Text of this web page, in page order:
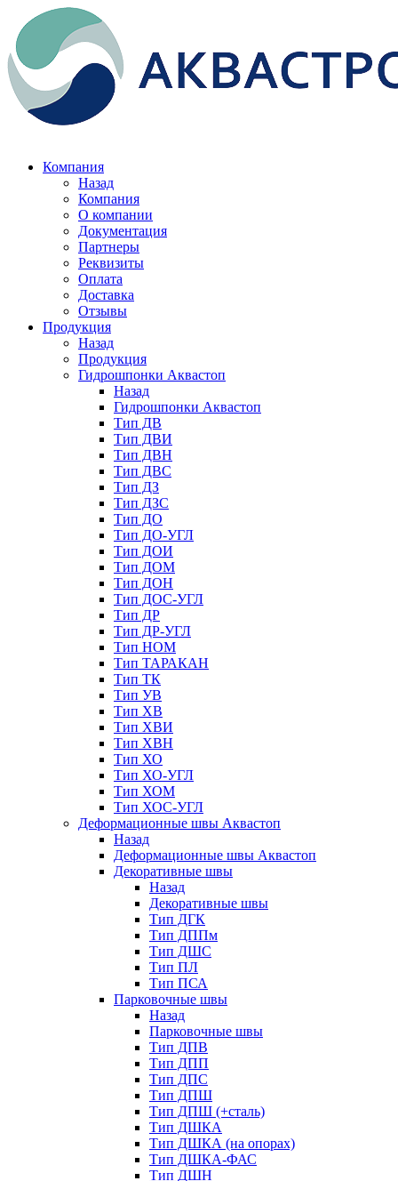
Компания
Назад
Компания
О компании
Документация
Партнеры
Реквизиты
Оплата
Доставка
Отзывы
Продукция
Назад
Продукция
Гидрошпонки Аквастоп
Назад
Гидрошпонки Аквастоп
Тип ДВ
Тип ДВИ
Тип ДВН
Тип ДВС
Тип ДЗ
Тип ДЗС
Тип ДО
Тип ДО-УГЛ
Тип ДОИ
Тип ДОМ
Тип ДОН
Тип ДОС-УГЛ
Тип ДР
Тип ДР-УГЛ
Тип НОМ
Тип ТАРАКАН
Тип ТК
Тип УВ
Тип ХВ
Тип ХВИ
Тип ХВН
Тип ХО
Тип ХО-УГЛ
Тип ХОМ
Тип ХОС-УГЛ
Деформационные швы Аквастоп
Назад
Деформационные швы Аквастоп
Декоративные швы
Назад
Декоративные швы
Тип ДГК
Тип ДППм
Тип ДШС
Тип ПЛ
Тип ПСА
Парковочные швы
Назад
Парковочные швы
Тип ДПВ
Тип ДПП
Тип ДПС
Тип ДПШ
Тип ДПШ (+сталь)
Тип ДШКА
Тип ДШКА (на опорах)
Тип ДШКА-ФАС
Тип ДШН